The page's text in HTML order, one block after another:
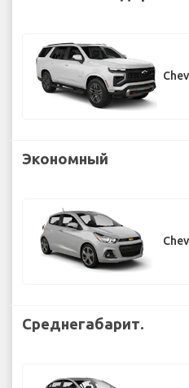
Экономный
Среднегабарит.